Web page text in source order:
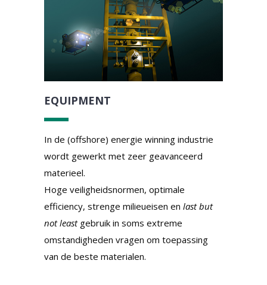
EQUIPMENT
In de (offshore) energie winning industrie
wordt gewerkt met zeer geavanceerd
materieel.
Hoge veiligheidsnormen, optimale
efficiency, strenge milieueisen en last but
not leastgebruik in soms extreme
omstandigheden vragen om toepassing
van de beste materialen.